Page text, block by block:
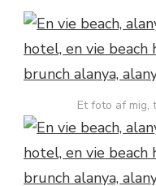
Et foto af mig,